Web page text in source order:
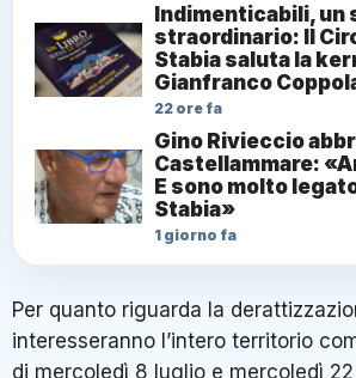
Indimenticabili, un
straordinario: Il
Stabia saluta la
Gianfranco
22 ore fa
Gino Rivieccio
Castellammare:
E sono molto
Stabia»
1 giorno fa
Per quanto riguarda la
interesseranno l’intero territorio
di mercoledì 8 luglio e mercoledì